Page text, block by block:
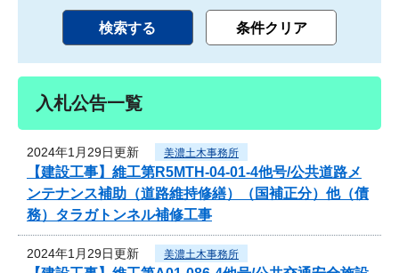
入札公告一覧
2024年1月29日更新 美濃土木事務所
【建設工事】維工第R5MTH-04-01-4他号/公共道路メ
ンテナンス補助（道路維持修繕）（国補正分）他（債
務）タラガトンネル補修工事
2024年1月29日更新 美濃土木事務所